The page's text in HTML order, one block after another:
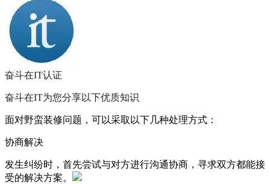
奋斗在IT认证
奋斗在IT为您分享以下优质知识
面对野蛮装修问题，可以采取以下几种处理方式：
协商解决
发生纠纷时，首先尝试与对方进行沟通协商，寻求双方都能接
受的解决方案。